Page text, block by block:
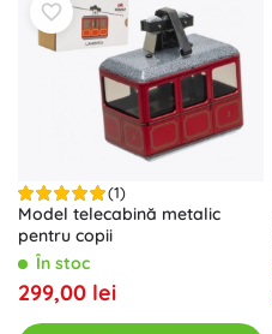
(1)
Model telecabină metalic
pentru copii
În stoc
299,00 lei